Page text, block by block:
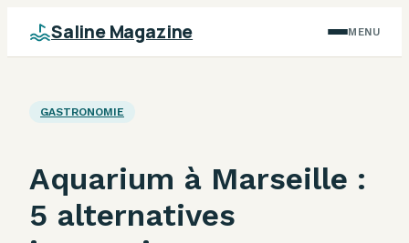
Saline Magazine MENU
GASTRONOMIE
Aquarium à Marseille :
5 alternatives